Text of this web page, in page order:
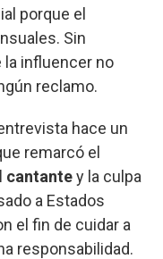
porque el
Sin
influencer no
reclamo.
hace un
remarcó el
cantantey la culpa
a Estados
el fin de cuidar a
responsabilidad.